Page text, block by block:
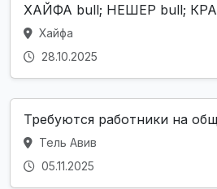
ХАЙФА bull; НЕШЕР bull;
Хайфа
28.10.2025
Требуются работники на
Тель Авив
05.11.2025